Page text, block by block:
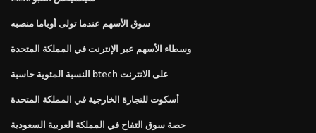
سوق الأسهم عندما تولى أوباما منصبه
وسطاء الأسهم عبر الإنترنت في المملكة المتحدة
النسبة المئوية حاسبة btech على الانترنت
أسكوت للتجارة الخارجية في المملكة المتحدة
حصة سوق التفاح في المملكة العربية السعودية